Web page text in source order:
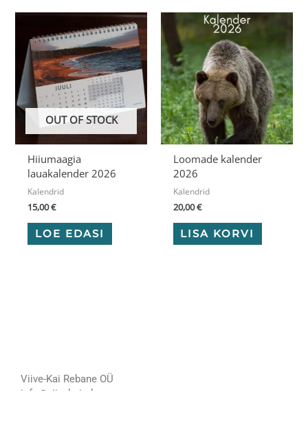
OUT OF STOCK
Hiiumaagia
lauakalender 2026
Kalendrid
15,00€
LOE EDASI
Loomade kalender
2026
Kalendrid
20,00€
LISA KORVI
Viive-Kai Rebane OÜ
info@viivekairebane.ee